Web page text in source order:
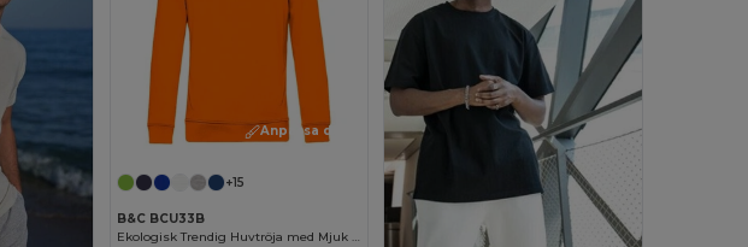
Anpassa det!
+15
B&C BCU33B
Ekologisk Trendig Huvtröja med Mjuk Känsla